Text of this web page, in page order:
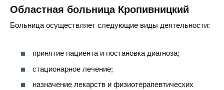
Областная больница Кропивницкий
Больница осуществляет следующие виды деятельности:
принятие пациента и постановка диагноза;
стационарное лечение;
назначение лекарств и физиотерапевтических